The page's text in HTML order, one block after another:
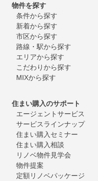
物件を探す
条件から探す
新着から探す
市区から探す
路線・駅から探す
エリアから探す
こだわりから探す
MIXから探す
住まい購入のサポート
エージェントサービス
サービスラインナップ
住まい購入セミナー
住まい購入相談
リノベ物件見学会
物件提案
定額リノベパッケージ